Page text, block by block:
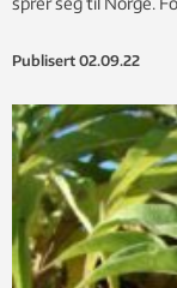
Publisert 02.09.22